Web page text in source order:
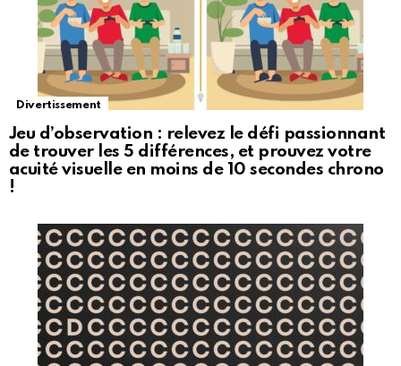
Divertissement
Jeu d’observation : relevez le défi passionnant
de trouver les 5 différences, et prouvez votre
acuité visuelle en moins de 10 secondes chrono
!